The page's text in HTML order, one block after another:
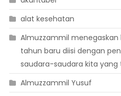
alat kesehatan
Almuzzammil
tahun baru diisi dengan
saudara-saudara kita
Almuzzammil Yusuf